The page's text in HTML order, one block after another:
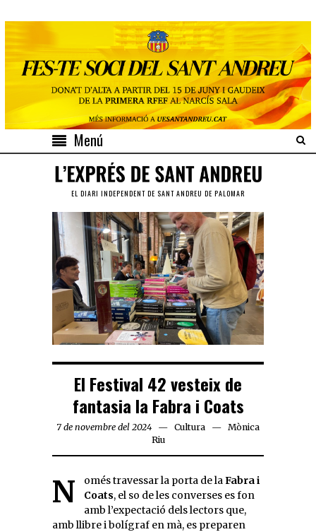
Menú
EL DIARI INDEPENDENT DE SANT ANDREU DE PALOMAR
El Festival 42 vesteix de
fantasia la Fabra i Coats
7 de novembre del 2024 Cultura
Mònica
Riu
Només travessar la porta de la Fabra i
Coats, el so de les converses es fon
amb l’expectació dels lectors que,
amb llibre i bolígraf en mà, es preparen